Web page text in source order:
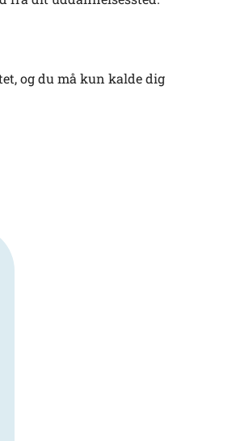
og du må kun kalde dig